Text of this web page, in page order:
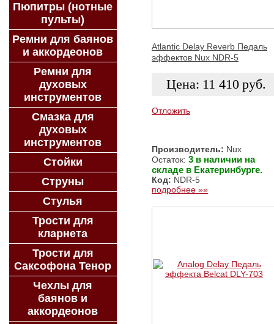
Atlantic Delay Reverb Педаль
эффектов Nux NDR-5
Цена: 11 410 руб.
Отложить
Производитель: Nux
Остаток: 3 в наличии на
складе в Екатеринбурге.
Код: NDR-5
подробнее »»
Пюпитры (нотные
пульты)
Ремни для баянов
и аккордеонов
Ремни для
духовых
инструментов
Смазка для
духовых
инструментов
Стойки
Струны
Стулья
Трости для
кларнета
Трости для
Саксофона Тенор
Чехлы для
баянов и
аккордеонов